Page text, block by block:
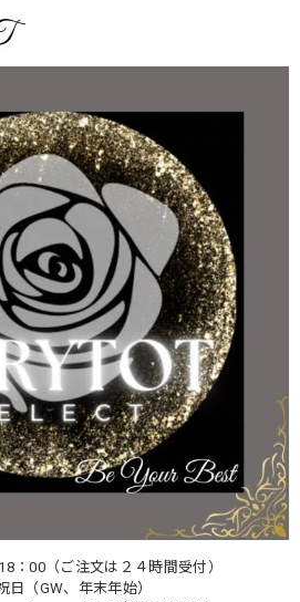
：00（ご注文は２４時間受付）
日（GW、年末年始）